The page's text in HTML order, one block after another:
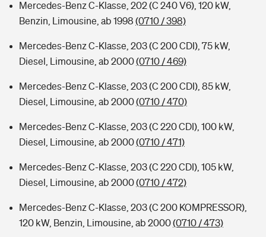
Mercedes-Benz C-Klasse, 202 (C 240 V6), 120 kW,
Benzin, Limousine, ab 1998 (0710 / 398)
Mercedes-Benz C-Klasse, 203 (C 200 CDI), 75 kW,
Diesel, Limousine, ab 2000(0710 / 469)
Mercedes-Benz C-Klasse, 203 (C 200 CDI), 85 kW,
Diesel, Limousine, ab 2000(0710 / 470)
Mercedes-Benz C-Klasse, 203 (C 220 CDI), 100 kW,
Diesel, Limousine, ab 2000(0710 / 471)
Mercedes-Benz C-Klasse, 203 (C 220 CDI), 105 kW,
Diesel, Limousine, ab 2000(0710 / 472)
Mercedes-Benz C-Klasse, 203 (C 200 KOMPRESSOR),
120 kW, Benzin, Limousine, ab 2000(0710 / 473)